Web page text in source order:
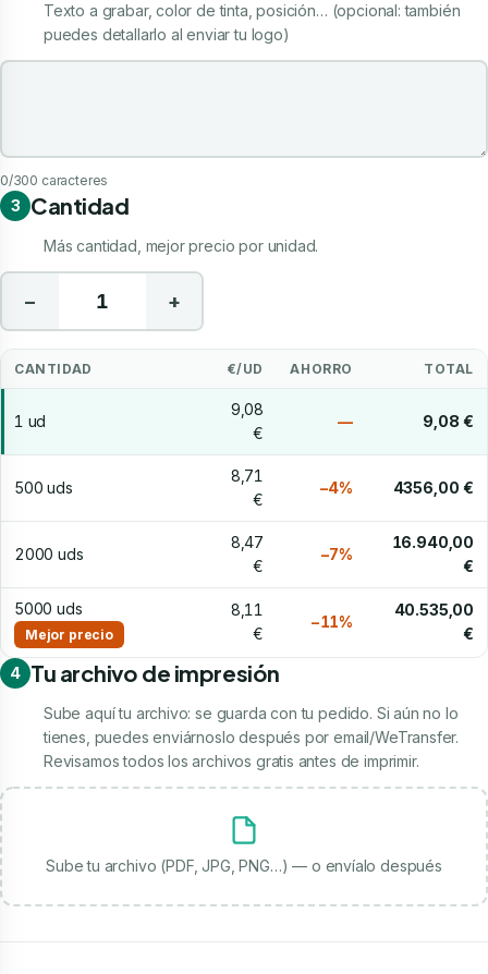
Texto a grabar, color de tinta, posición… (opcional: también
puedes detallarlo al enviar tu logo)
Indicaciones de tu personalización
0/300 caracteres
3 Cantidad
Más cantidad, mejor precio por unidad.
− +
CANTIDAD €/UD AHORRO TOTAL
1 ud
9,08
€
— 9,08 €
500 uds
8,71
€
−4% 4356,00 €
2000 uds
8,47
€
−7%
16.940,00
€
5000 uds
Mejor precio
8,11
€
−11%
40.535,00
€
4 Tu archivo de impresión
Sube aquí tu archivo: se guarda con tu pedido. Si aún no lo
tienes, puedes enviárnoslo después por email/WeTransfer.
Revisamos todos los archivos gratis antes de imprimir.
Sube tu archivo (PDF, JPG, PNG…) — o envíalo después